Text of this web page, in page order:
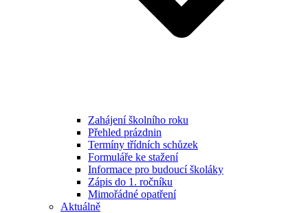
Zahájení školního roku
Přehled prázdnin
Termíny třídních schůzek
Formuláře ke stažení
Informace pro budoucí školáky
Zápis do 1. ročníku
Mimořádné opatření
Aktuálně